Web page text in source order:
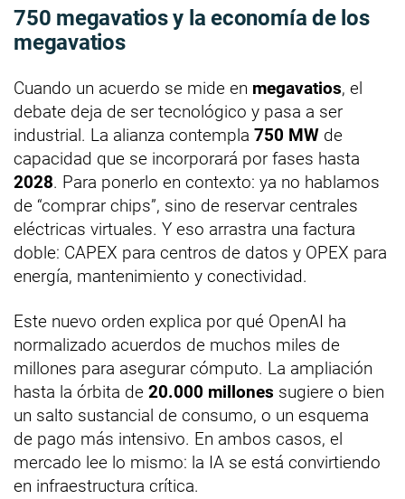
750 megavatios y la economía de los
megavatios
Cuando un acuerdo se mide en megavatios, el
debate deja de ser tecnológico y pasa a ser
industrial. La alianza contempla 750 MW de
capacidad que se incorporará por fases hasta
2028. Para ponerlo en contexto: ya no hablamos
de “comprar chips”, sino de reservar centrales
eléctricas virtuales. Y eso arrastra una factura
doble: CAPEX para centros de datos y OPEX para
energía, mantenimiento y conectividad.
Este nuevo orden explica por qué OpenAI ha
normalizado acuerdos de muchos miles de
millones para asegurar cómputo. La ampliación
hasta la órbita de 20.000 millones sugiere o bien
un salto sustancial de consumo, o un esquema
de pago más intensivo. En ambos casos, el
mercado lee lo mismo: la IA se está convirtiendo
en infraestructura crítica.